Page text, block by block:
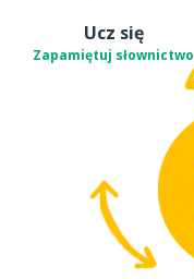
Ucz się
Zapamiętuj słownictwo